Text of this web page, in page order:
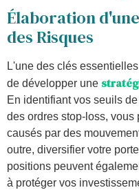
Élaboration
des Risques
L'une des clés
de développer une
En identifiant vos seuils
des ordres stop-loss,
causés par des
outre, diversifier votre
positions peuvent
à protéger vos